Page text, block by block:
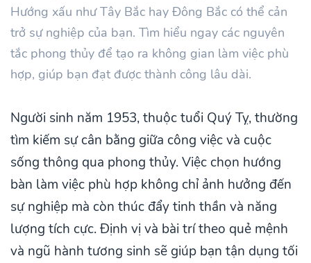
Hướng xấu như Tây Bắc hay Đông Bắc có thể cản
trở sự nghiệp của bạn. Tìm hiểu ngay các nguyên
tắc phong thủy để tạo ra không gian làm việc phù
hợp, giúp bạn đạt được thành công lâu dài.
Người sinh năm 1953, thuộc tuổi Quý Tỵ, thường
tìm kiếm sự cân bằng giữa công việc và cuộc
sống thông qua phong thủy. Việc chọn hướng
bàn làm việc phù hợp không chỉ ảnh hưởng đến
sự nghiệp mà còn thúc đẩy tinh thần và năng
lượng tích cực. Định vị và bài trí theo quẻ mệnh
và ngũ hành tương sinh sẽ giúp bạn tận dụng tối